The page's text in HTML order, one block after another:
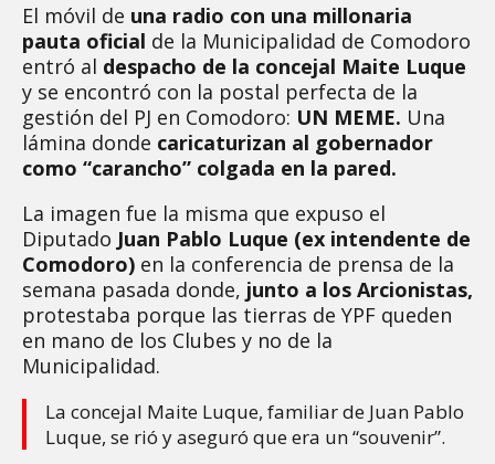
El móvil de una radio con una millonaria
pauta oficial de la Municipalidad de Comodoro
entró al despacho de la concejal Maite Luque
y se encontró con la postal perfecta de la
gestión del PJ en Comodoro: UN MEME. Una
lámina donde caricaturizan al gobernador
como “carancho” colgada en la pared.
La imagen fue la misma que expuso el
Diputado Juan Pablo Luque (ex intendente de
Comodoro) en la conferencia de prensa de la
semana pasada donde, junto a los Arcionistas,
protestaba porque las tierras de YPF queden
en mano de los Clubes y no de la
Municipalidad.
La concejal Maite Luque, familiar de Juan Pablo
Luque, se rió y aseguró que era un “souvenir”.